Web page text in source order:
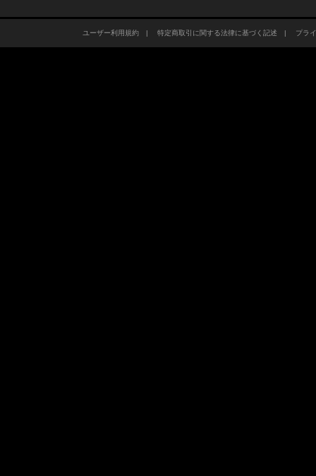
ユーザー利用規約| 特定商取引に関する法律に基づく記述 | プラ